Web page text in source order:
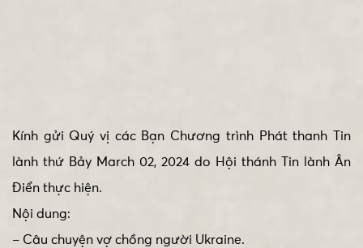
Kính gửi Quý vị các Bạn Chương trình Phát thanh Tin
lành thứ Bảy March 02, 2024 do Hội thánh Tin lành Ân
Điển thực hiện.
Nội dung:
– Câu chuyện vợ chồng người Ukraine.